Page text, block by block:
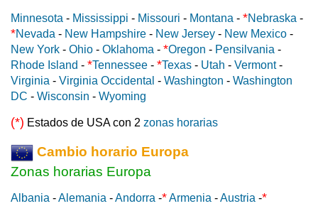
Minnesota - Mississippi - Missouri - Montana - *Nebraska -
*Nevada - New Hampshire - New Jersey - New Mexico -
New York - Ohio - Oklahoma - *Oregon - Pensilvania -
Rhode Island - *Tennessee - *Texas - Utah - Vermont-
Virginia - Virginia Occidental - Washington - Washington
DC - Wisconsin - Wyoming
(*) Estados de USA con 2 zonas horarias
Cambio horario Europa
Zonas horarias Europa
Albania -Alemania -Andorra -*Armenia -Austria -*